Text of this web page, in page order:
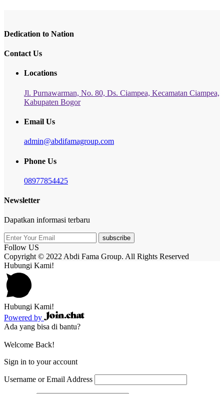
Dedication to Nation
Contact Us
Locations
Jl. Purnawarman, No. 80, Ds. Ciampea, Kecamatan Ciampea,
Kabupaten Bogor
Email Us
admin@abdifamagroup.com
Phone Us
08977854425
Newsletter
Dapatkan informasi terbaru
subscribe
Follow US
Copyright © 2022 Abdi Fama Group. All Rights Reserved
Hubungi Kami!
Hubungi Kami!
Powered by
Ada yang bisa di bantu?
Welcome Back!
Sign in to your account
Username or Email Address